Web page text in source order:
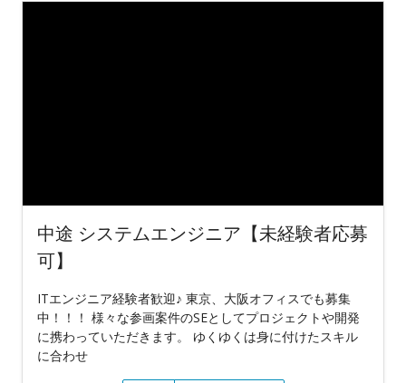
中途 システムエンジニア【未経験者応募
可】
ITエンジニア経験者歓迎♪ 東京、大阪オフィスでも募集
中！！！ 様々な参画案件のSEとしてプロジェクトや開発
に携わっていただきます。 ゆくゆくは身に付けたスキル
に合わせ